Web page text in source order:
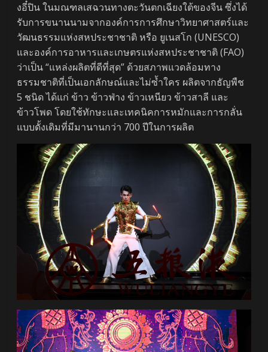
งอี๋ปิน ในมณฑลเสฉวนทางตะวันตกเฉียงใต้ของจีน ซึ่งได้
รับการขนานนามจากองค์การการศึกษาวิทยาศาสตร์และ
วัฒนธรรมแห่งสหประชาชาติ หรือ ยูเนสโก (UNESCO)
และองค์การอาหารและเกษตรแห่งสหประชาชาติ (FAO)
ว่าเป็น “แหล่งผลิตที่ดีที่สุด” ด้วยสภาพแวดล้อมทาง
ธรรมชาติที่เป็นเอกลักษณ์และไม่ซ้ำใคร ผลิตจากธัญพืช
5 ชนิด ได้แก่ ข้าว ข้าวฟ่าง ข้าวเหนียว ข้าวสาลี และ
ข้าวโพด โดยใช้ทักษะและเทคนิคการหมักและการกลั่น
แบบดั้งเดิมที่มีมานานกว่า 700 ปีในการผลิต